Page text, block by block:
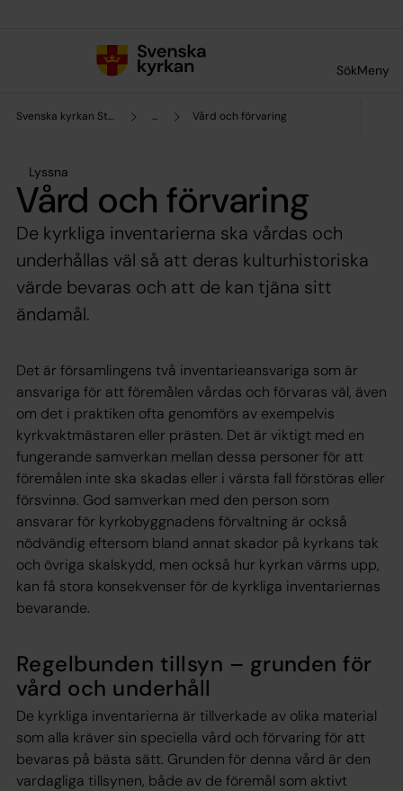
SökMeny
Svenska kyrkan Stockholms stift ... Vård och förvaring
Lyssna
Vård och förvaring
De kyrkliga inventarierna ska vårdas och
underhållas väl så att deras kulturhistoriska
värde bevaras och att de kan tjäna sitt
ändamål.
Det är församlingens två inventarieansvariga som är
ansvariga för att föremålen vårdas och förvaras väl, även
om det i praktiken ofta genomförs av exempelvis
kyrkvaktmästaren eller prästen. Det är viktigt med en
fungerande samverkan mellan dessa personer för att
föremålen inte ska skadas eller i värsta fall förstöras eller
försvinna. God samverkan med den person som
ansvarar för kyrkobyggnadens förvaltning är också
nödvändig eftersom bland annat skador på kyrkans tak
och övriga skalskydd, men också hur kyrkan värms upp,
kan få stora konsekvenser för de kyrkliga inventariernas
bevarande.
Regelbunden tillsyn – grunden för
vård och underhåll
De kyrkliga inventarierna är tillverkade av olika material
som alla kräver sin speciella vård och förvaring för att
bevaras på bästa sätt. Grunden för denna vård är den
vardagliga tillsynen, både av de föremål som aktivt